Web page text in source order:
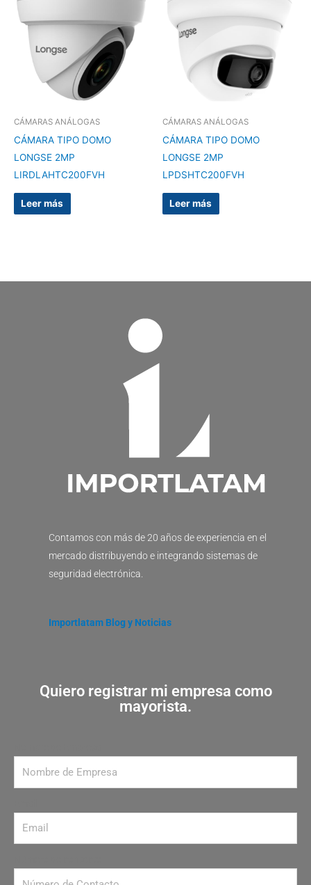
CÁMARAS ANÁLOGAS
CÁMARA TIPO DOMO
LONGSE 2MP
LIRDLAHTC200FVH
Leer más
CÁMARAS ANÁLOGAS
CÁMARA TIPO DOMO
LONGSE 2MP
LPDSHTC200FVH
Leer más
Contamos con más de 20 años de experiencia en el
mercado distribuyendo e integrando sistemas de
seguridad electrónica.
Importlatam Blog y Noticias
Quiero registrar mi empresa como
mayorista.